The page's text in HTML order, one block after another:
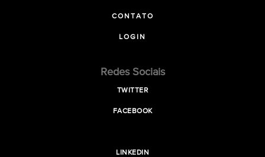
CONTATO
LOGIN
Redes Sociais
TWITTER
FACEBOOK
LINKEDIN